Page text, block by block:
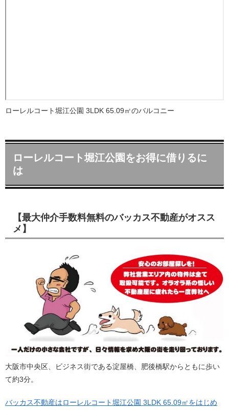
ローレルコート堀江公園 3LDK 65.09㎡のバルコニー
ローレルコート堀江公園をお得に借りるに
は
【最大仲介手数料無料のバッカス不動産がオスス
メ】
大阪市中央区、ビジネス街である淀屋橋、肥後橋駅からともに歩い
て約3分。
バッカス不動産はローレルコート堀江公園 3LDK 65.09㎡をはじめ